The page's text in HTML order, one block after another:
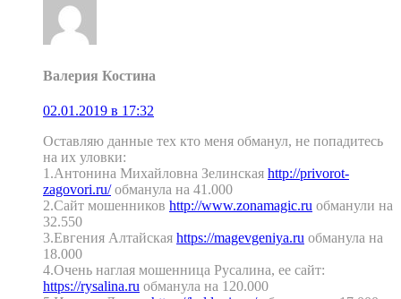
Валерия Костина
02.01.2019 в 17:32
Оставляю данные тех кто меня обманул, не попадитесь
на их уловки:
1.Антонина Михайловна Зелинская http://privorot-
zagovori.ru/обманула на 41.000
2.Сайт мошенников http://www.zonamagic.ru обманули на
32.550
3.Евгения Алтайская https://magevgeniya.ru обманула на
18.000
4.Очень наглая мошенница Русалина, ее сайт:
https://rysalina.ru обманула на 120.000